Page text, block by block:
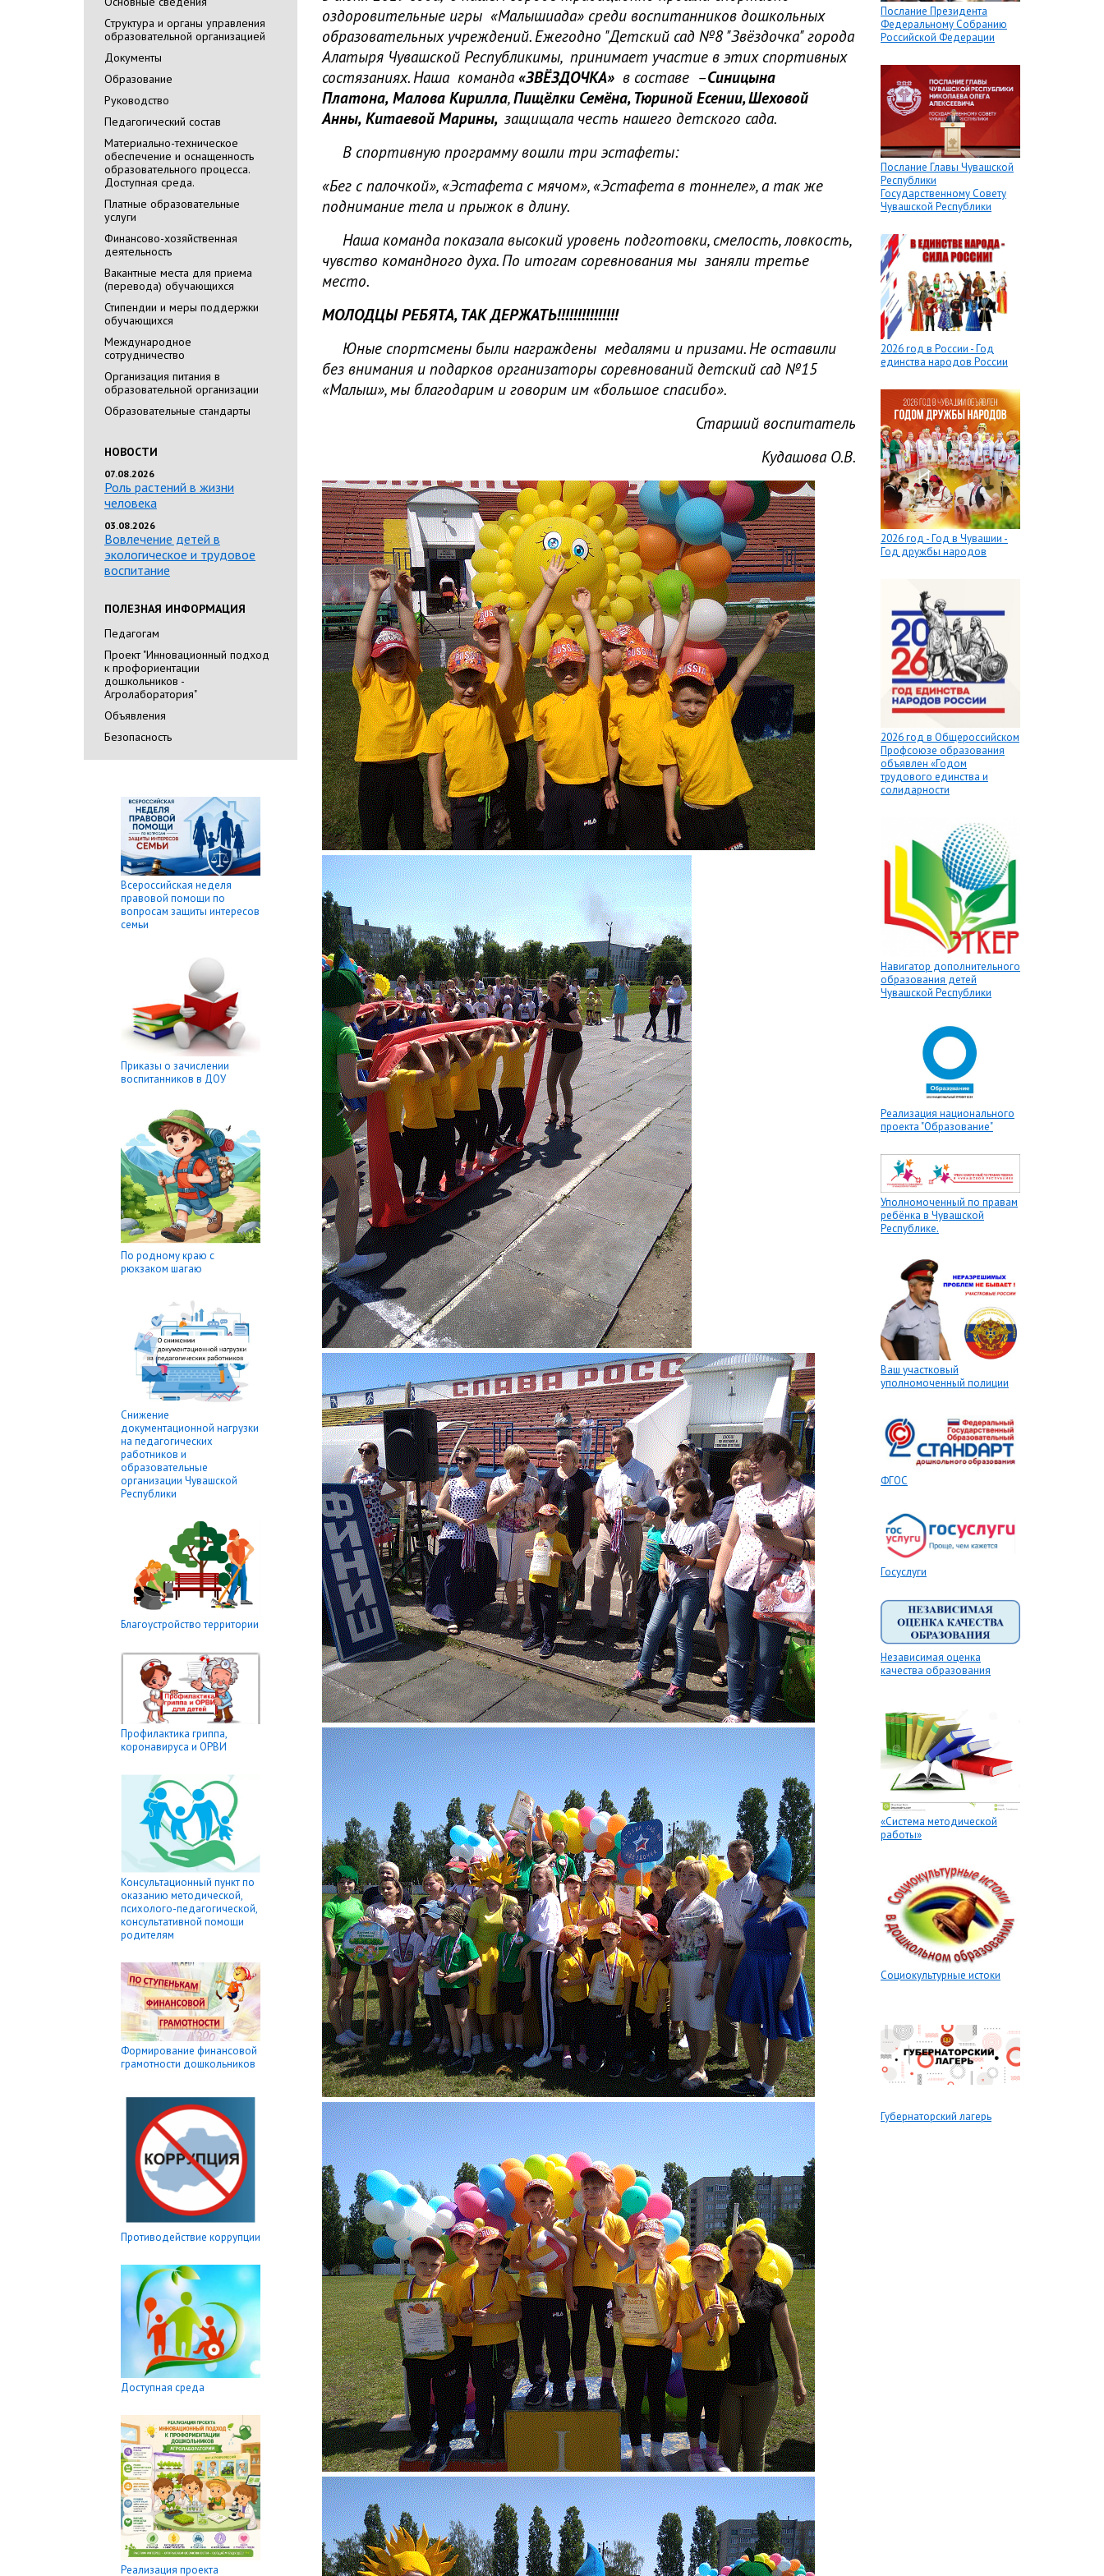
Cтруктура и органы управления
образовательной организацией
Документы
Образование
Руководство
Педагогический состав
Материально-техническое
обеспечение и оснащенность
образовательного процесса.
Доступная среда.
Платные образовательные
услуги
Финансово-хозяйственная
деятельность
Вакантные места для приема
(перевода) обучающихся
Стипендии и меры поддержки
обучающихся
Международное
сотрудничество
Организация питания в
образовательной организации
Образовательные стандарты
НОВОСТИ
07.08.2026
Роль растений в жизни
человека
03.08.2026
Вовлечение детей в
экологическое и трудовое
воспитание
ПОЛЕЗНАЯ ИНФОРМАЦИЯ
Педагогам
Проект "Инновационный подход
к профориентации
дошкольников -
Агролаборатория"
Объявления
Безопасность
Всероссийская неделя
правовой помощи по
вопросам защиты интересов
семьи
Приказы о зачислении
воспитанников в ДОУ
По родному краю с
рюкзаком шагаю
Снижение
документационной нагрузки
на педагогических
работников и
образовательные
организации Чувашской
Республики
Благоустройство территории
Профилактика гриппа,
коронавируса и ОРВИ
Консультационный пункт по
оказанию методической,
психолого-педагогической,
консультативной помощи
родителям
Формирование финансовой
грамотности дошкольников
Противодействие коррупции
Доступная среда
Реализация проекта
оздоровительные игры «Малышиада» среди воспитанников дошкольных
образовательных учреждений. Ежегодно "Детский сад №8 "Звёздочка" города
Алатыря Чувашской Республикимы, принимает участие в этих спортивных
состязаниях. Наша команда «ЗВЁЗДОЧКА» в составе –Синицына
Платона, Малова Кирилла,Пищёлки Семёна, Тюриной Есении, Шеховой
Анны, Китаевой Марины, защищала честь нашего детского сада.
В спортивную программу вошли три эстафеты:
«Бег с палочкой», «Эстафета с мячом», «Эстафета в тоннеле», а так же
поднимание тела и прыжок в длину.
Наша команда показала высокий уровень подготовки, смелость, ловкость,
чувство командного духа. По итогам соревнования мы заняли третье
место.
МОЛОДЦЫ РЕБЯТА, ТАК ДЕРЖАТЬ!!!!!!!!!!!!!!!
Юные спортсмены были награждены медалями и призами. Не оставили
без внимания и подарков организаторы соревнований детский сад №15
«Малыш», мы благодарим и говорим им «большое спасибо».
Старший воспитатель
Кудашова О.В.
Послание Президента
Федеральному Собранию
Российской Федерации
Послание Главы Чувашской
Республики
Государственному Совету
Чувашской Республики
2026 год в России - Год
единства народов России
2026 год - Год в Чувашии -
Год дружбы народов
2026 год в Общероссийском
Профсоюзе образования
объявлен «Годом
трудового единства и
солидарности
Навигатор дополнительного
образования детей
Чувашской Республики
Реализация национального
проекта "Образование"
Уполномоченный по правам
ребёнка в Чувашской
Республике.
Ваш участковый
уполномоченный полиции
ФГОС
Госуслуги
Независимая оценка
качества образования
«Система методической
работы»
Социокультурные истоки
Губернаторский лагерь